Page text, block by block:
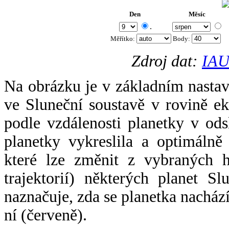
Den Měsíc
.
Měřítko: Body:
Zdroj dat:
Na obrázku je v základním
ve Sluneční soustavě v rovině
podle vzdálenosti planetky v
planetky vykreslila a
které lze změnit z vybraných
trajektorií) některých planet
naznačuje, zda se planetka
ní (červeně).